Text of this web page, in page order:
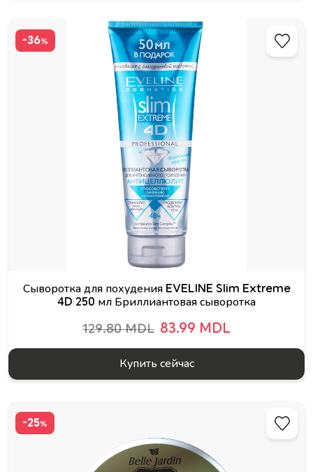
-36%
Сыворотка для похудения EVELINE Slim Extreme
4D 250 мл Бриллиантовая сыворотка
129.80 MDL 83.99 MDL
Купить сейчас
-25%